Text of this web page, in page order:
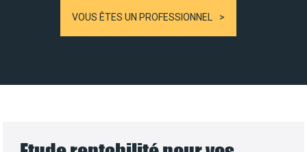
VOUS ÊTES UN PROFESSIONNEL